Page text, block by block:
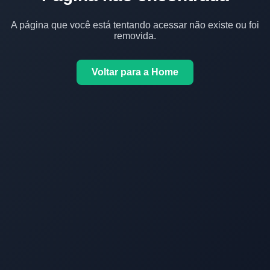
A página que você está tentando acessar não existe ou foi
removida.
Voltar para a Home